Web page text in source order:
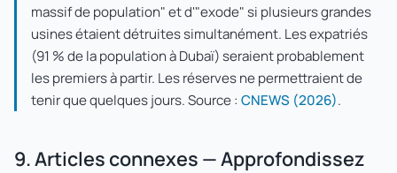
massif de population" et d'"exode" si plusieurs grandes
usines étaient détruites simultanément. Les expatriés
(91 % de la population à Dubaï) seraient probablement
les premiers à partir. Les réserves ne permettraient de
tenir que quelques jours. Source : CNEWS (2026).
9. Articles connexes — Approfondissez